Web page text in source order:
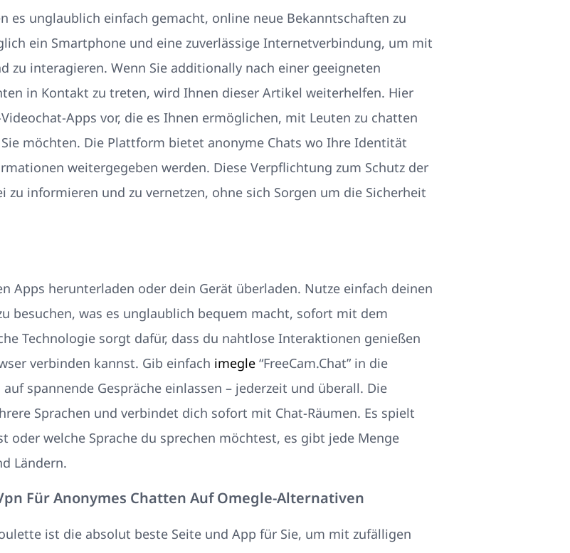
es unglaublich einfach gemacht, online neue Bekanntschaften zu
ein Smartphone und eine zuverlässige Internetverbindung, um mit
zu interagieren. Wenn Sie additionally nach einer geeigneten
in Kontakt zu treten, wird Ihnen dieser Artikel weiterhelfen. Hier
Apps vor, die es Ihnen ermöglichen, mit Leuten zu chatten
möchten. Die Plattform bietet anonyme Chats wo Ihre Identität
weitergegeben werden. Diese Verpflichtung zum Schutz der
informieren und zu vernetzen, ohne sich Sorgen um die Sicherheit
Apps herunterladen oder dein Gerät überladen. Nutze einfach deinen
besuchen, was es unglaublich bequem macht, sofort mit dem
Technologie sorgt dafür, dass du nahtlose Interaktionen genießen
verbinden kannst. Gib einfach imegle “FreeCam.Chat” in die
spannende Gespräche einlassen – jederzeit und überall. Die
Sprachen und verbindet dich sofort mit Chat-Räumen. Es spielt
oder welche Sprache du sprechen möchtest, es gibt jede Menge
Ländern.
Für Anonymes Chatten Auf Omegle-Alternativen
ist die absolut beste Seite und App für Sie, um mit zufälligen